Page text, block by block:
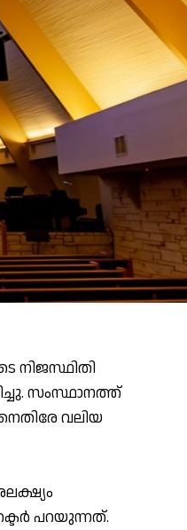
നിജസ്ഥിതി
സംസ്ഥാനത്ത്
വലിയ
പറയുന്നത്.